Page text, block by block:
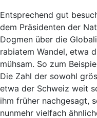
Entsprechend gut
dem Präsidenten der
Dogmen über die
rabiatem Wandel, etwa
mühsam. So zum
Die Zahl der sowohl
etwa der Schweiz weit
ihm früher nachgesagt,
nunmehr vielfach